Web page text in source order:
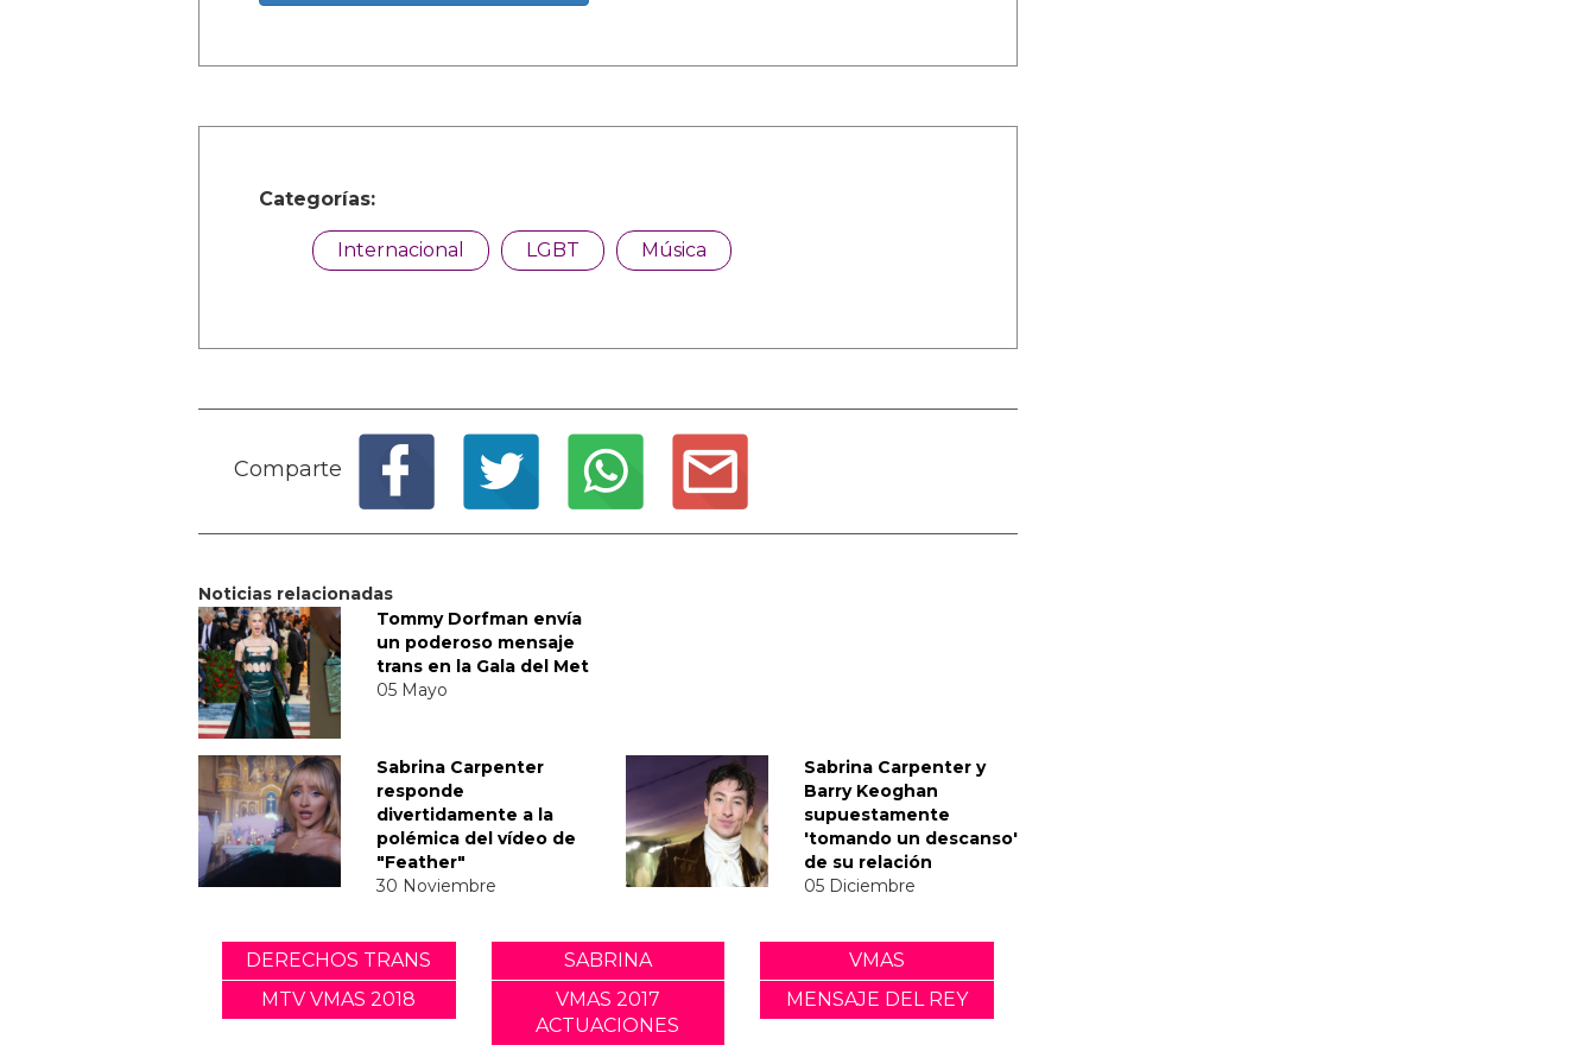
Categorías:
Internacional LGBT Música
Comparte
Noticias relacionadas
Tommy Dorfman envía
un poderoso mensaje
trans en la Gala del Met
05 Mayo
Sabrina Carpenter
responde
divertidamente a la
polémica del vídeo de
"Feather"
30 Noviembre
Sabrina Carpenter y
Barry Keoghan
supuestamente
'tomando un descanso'
de su relación
05 Diciembre
DERECHOS TRANS SABRINA
VMAS
MTV VMAS 2018
VMAS 2017
ACTUACIONES
MENSAJE DEL REY